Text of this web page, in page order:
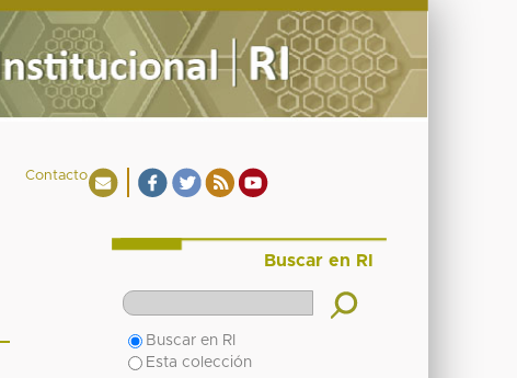
Contacto
Buscar en RI
Buscar en RI
Esta colección